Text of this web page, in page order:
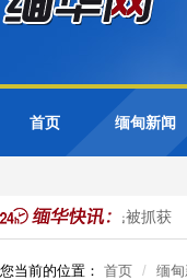
首页 缅甸新闻
法入境中国公民被抓获
您当前的位置： 首页 缅